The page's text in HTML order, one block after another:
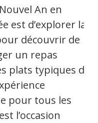
An en
est d’explorer la
découvrir de
un repas
plats typiques de
pour tous les
l’occasion